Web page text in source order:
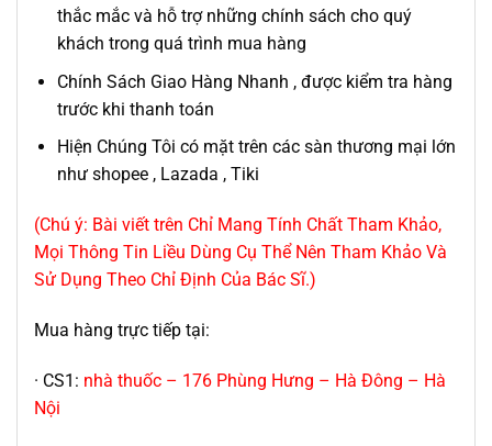
thắc mắc và hỗ trợ những chính sách cho quý
khách trong quá trình mua hàng
Chính Sách Giao Hàng Nhanh , được kiểm tra hàng
trước khi thanh toán
Hiện Chúng Tôi có mặt trên các sàn thương mại lớn
như shopee , Lazada , Tiki
(Chú ý: Bài viết trên Chỉ Mang Tính Chất Tham Khảo,
Mọi Thông Tin Liều Dùng Cụ Thể Nên Tham Khảo Và
Sử Dụng Theo Chỉ Định Của Bác Sĩ.)
Mua hàng trực tiếp tại:
· CS1: nhà thuốc – 176 Phùng Hưng – Hà Đông – Hà
Nội